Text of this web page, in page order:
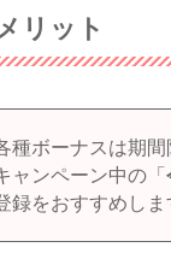
リット
種ボーナスは期間
ャンペーン中の「
録をおすすめしま